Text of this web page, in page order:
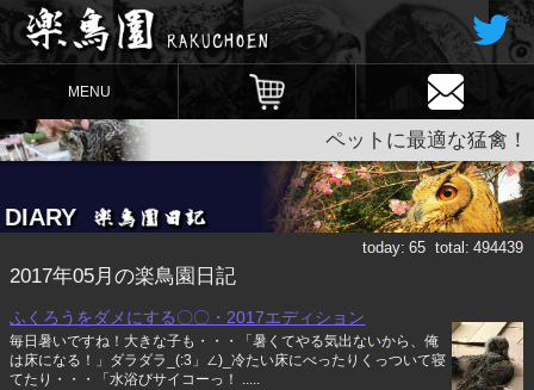
MENU
ペットに最適な猛禽！
DIARY
today: 65 total: 494439
2017年05月の楽鳥園日記
ふくろうをダメにする〇〇・2017エディション
毎日暑いですね！大きな子も・・・「暑くてやる気出ないから、俺
は床になる！」ダラダラ_(:3」∠)_冷たい床にべったりくっついて寝
てたり・・・「水浴びサイコーっ！ .....